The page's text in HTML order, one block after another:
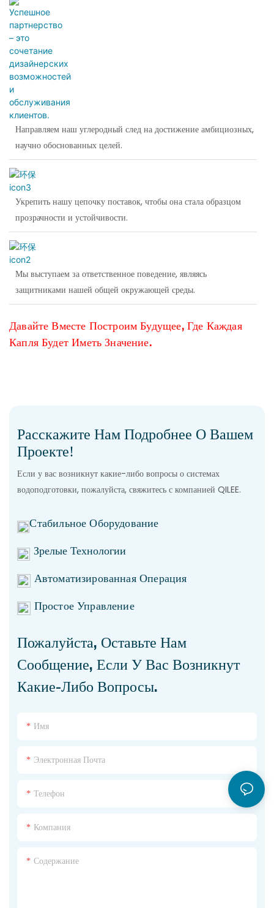
Направляем наш углеродный след на достижение амбициозных,
научно обоснованных целей.
Укрепить нашу цепочку поставок, чтобы она стала образцом
прозрачности и устойчивости.
Мы выступаем за ответственное поведение, являясь
защитниками нашей общей окружающей среды.
Давайте Вместе Построим Будущее, Где Каждая
Капля Будет Иметь Значение.
Расскажите Нам Подробнее О Вашем
Проекте!
Если у вас возникнут какие-либо вопросы о системах
водоподготовки, пожалуйста, свяжитесь с компанией QILEE.
Стабильное Оборудование
Зрелые Технологии
Автоматизированная Операция
Простое Управление
Пожалуйста, Оставьте Нам
Сообщение, Если У Вас Возникнут
Какие-Либо Вопросы.
Имя
Электронная Почта
Телефон
Компания
Содержание